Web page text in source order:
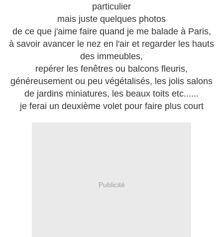
particulier
mais juste quelques photos
de ce que j'aime faire quand je me balade à Paris,
à savoir avancer le nez en l'air et regarder les hauts
des immeubles,
repérer les fenêtres ou balcons fleuris,
généreusement ou peu végétalisés, les jolis salons
de jardins miniatures, les beaux toits etc......
je ferai un deuxième volet pour faire plus court
Publicité